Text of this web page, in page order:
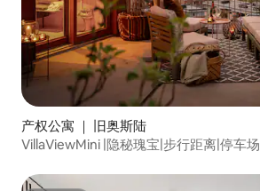
产权公寓 ｜ 旧奥斯陆
VillaViewMini |隐秘瑰宝|步行距离|停车场